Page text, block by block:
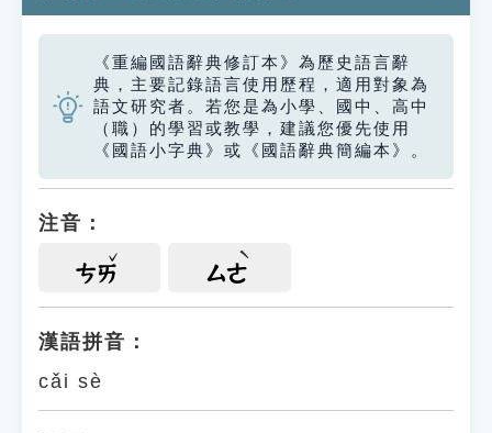
《重編國語辭典修訂本》為歷史語言辭
典，主要記錄語言使用歷程，適用對象為
語文研究者。若您是為小學、國中、高中
（職）的學習或教學，建議您優先使用
《國語小字典》或《國語辭典簡編本》。
注音：
ㄘㄞ ㄙㄜ
漢語拼音：
cǎi sè